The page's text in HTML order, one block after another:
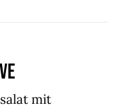
mit